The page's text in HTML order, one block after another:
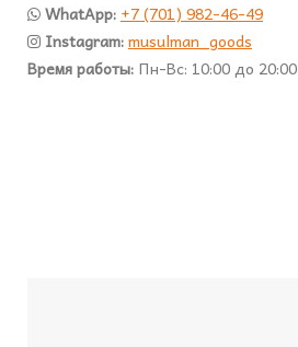
WhatApp: +7 (701) 982-46-49
Instagram:musulman_goods
Время работы: Пн-Вс: 10:00 до 20:00